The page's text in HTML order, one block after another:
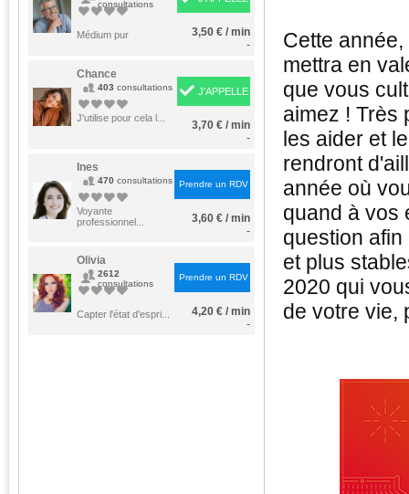
consultations
Médium pur
3,50 € / min
-
Chance
403 consultations
J'utilise pour cela l...
J'APPELLE
3,70 € / min
-
Ines
470 consultations
Voyante
professionnel...
Prendre un RDV
3,60 € / min
-
Olivia
2612
consultations
Capter l'état d'espri...
Prendre un RDV
4,20 € / min
-
Cette
mettra en
que vous
aimez ! Très
les aider et
rendront
année où
quand à vos
question afin
et plus
2020 qui
de votre vie,